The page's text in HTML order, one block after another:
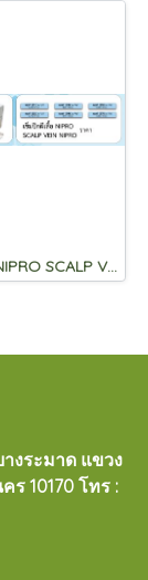
เข็มปีกผีเสื้อ NIPRO SCALP VEIN NIPRO
งระมาด แขวง
ร 10170 โทร :